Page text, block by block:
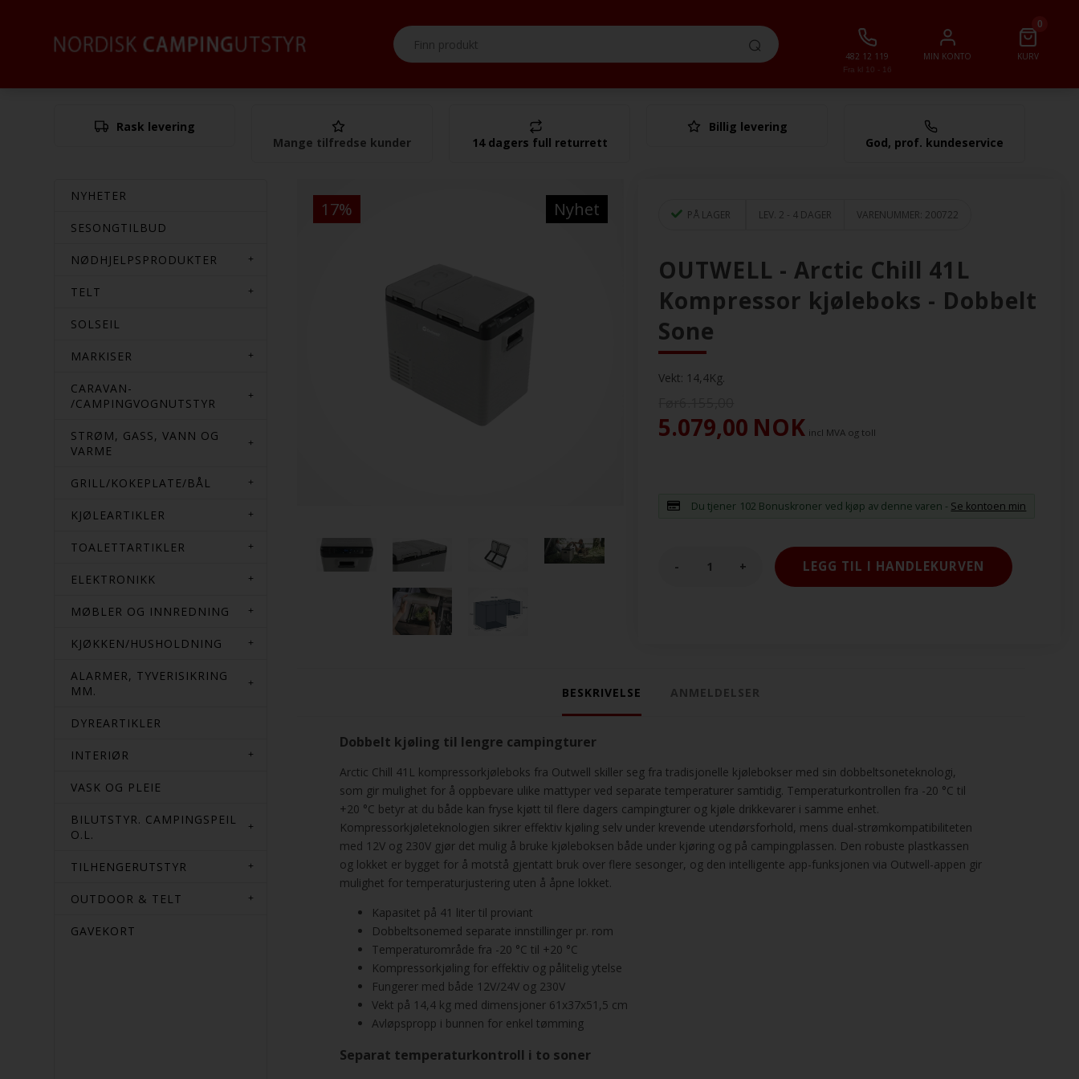
Fra kl 10 - 16
482 12 119 MIN KONTO
0
KURV
I alt
Rask levering
Mange tilfredse kunder
14 dagers full returrett
Billig levering
God, prof. kundeservice
NYHETER
SESONGTILBUD
NØDHJELPSPRODUKTER
TELT
SOLSEIL
MARKISER
CARAVAN-
/CAMPINGVOGNUTSTYR
STRØM, GASS, VANN OG
VARME
GRILL/KOKEPLATE/BÅL
KJØLEARTIKLER
TOALETTARTIKLER
ELEKTRONIKK
MØBLER OG INNREDNING
KJØKKEN/HUSHOLDNING
ALARMER, TYVERISIKRING
MM.
DYREARTIKLER
INTERIØR
VASK OG PLEIE
BILUTSTYR. CAMPINGSPEIL
O.L.
TILHENGERUTSTYR
OUTDOOR & TELT
GAVEKORT
17% Nyhet PÅ LAGER LEV. 2 - 4 DAGER VARENUMMER: 200722
OUTWELL - Arctic Chill 41L
Kompressor kjøleboks - Dobbelt
Sone
Vekt: 14,4Kg.
5.079,00 NOK incl MVA og toll
Du tjener 102 Bonuskroner ved kjøp av denne varen - Se kontoen min
- +
BESKRIVELSE ANMELDELSER
Dobbelt kjøling til lengre campingturer
Arctic Chill 41L kompressorkjøleboks fra Outwell skiller seg fra tradisjonelle kjølebokser med sin dobbeltsoneteknologi,
som gir mulighet for å oppbevare ulike mattyper ved separate temperaturer samtidig. Temperaturkontrollen fra -20 °C til
+20 °C betyr at du både kan fryse kjøtt til flere dagers campingturer og kjøle drikkevarer i samme enhet.
Kompressorkjøleteknologien sikrer effektiv kjøling selv under krevende utendørsforhold, mens dual-strømkompatibiliteten
med 12V og 230V gjør det mulig å bruke kjøleboksen både under kjøring og på campingplassen. Den robuste plastkassen
og lokket er bygget for å motstå gjentatt bruk over flere sesonger, og den intelligente app-funksjonen via Outwell-appen gir
mulighet for temperaturjustering uten å åpne lokket.
Kapasitet på 41 liter til proviant
Dobbeltsonemed separate innstillinger pr. rom
Temperaturområde fra -20 °C til +20 °C
Kompressorkjøling for effektiv og pålitelig ytelse
Fungerer med både 12V/24V og 230V
Vekt på 14,4 kg med dimensjoner 61x37x51,5 cm
Avløpspropp i bunnen for enkel tømming
Separat temperaturkontroll i to soner